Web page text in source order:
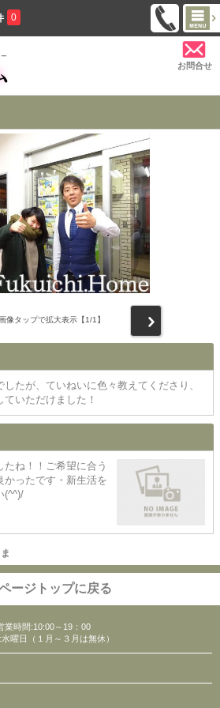
0
お問合せ
画像タップで拡大表示【1/1】
たが、ていねいに色々教えてくださり、
いただけました！
ね！！ご希望に合う
かったです・新生活を
(^^)/
ージトップに戻る
業時間:10:00～19：00
曜日（１月～３月は無休）